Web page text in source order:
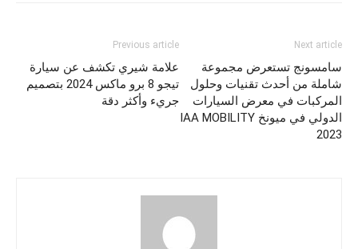
Previous article
علامة شيري تكشف عن سيارة
تيجو 8 برو ماكس 2024 بتصميم
جريء وأكثر دقة
Next article
سامسونج تستعرض مجموعة
شاملة من أحدث تقنيات وحلول
المركبات في معرض السيارات
الدولي في ميونخ IAA MOBILITY
2023